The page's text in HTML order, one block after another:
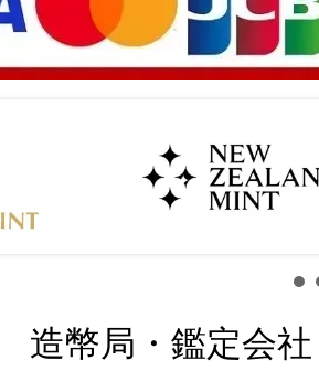
造幣局・鑑定会